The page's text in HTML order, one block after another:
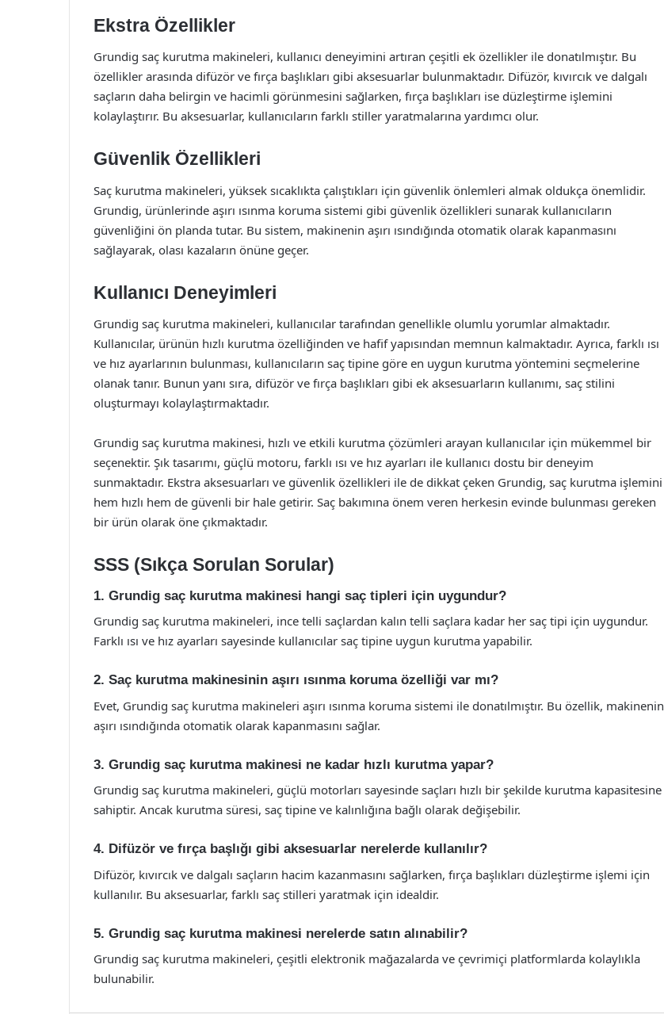
Ekstra Özellikler
Grundig saç kurutma makineleri, kullanıcı deneyimini artıran çeşitli ek özellikler ile donatılmıştır. Bu
özellikler arasında difüzör ve fırça başlıkları gibi aksesuarlar bulunmaktadır. Difüzör, kıvırcık ve dalgalı
saçların daha belirgin ve hacimli görünmesini sağlarken, fırça başlıkları ise düzleştirme işlemini
kolaylaştırır. Bu aksesuarlar, kullanıcıların farklı stiller yaratmalarına yardımcı olur.
Güvenlik Özellikleri
Saç kurutma makineleri, yüksek sıcaklıkta çalıştıkları için güvenlik önlemleri almak oldukça önemlidir.
Grundig, ürünlerinde aşırı ısınma koruma sistemi gibi güvenlik özellikleri sunarak kullanıcıların
güvenliğini ön planda tutar. Bu sistem, makinenin aşırı ısındığında otomatik olarak kapanmasını
sağlayarak, olası kazaların önüne geçer.
Kullanıcı Deneyimleri
Grundig saç kurutma makineleri, kullanıcılar tarafından genellikle olumlu yorumlar almaktadır.
Kullanıcılar, ürünün hızlı kurutma özelliğinden ve hafif yapısından memnun kalmaktadır. Ayrıca, farklı ısı
ve hız ayarlarının bulunması, kullanıcıların saç tipine göre en uygun kurutma yöntemini seçmelerine
olanak tanır. Bunun yanı sıra, difüzör ve fırça başlıkları gibi ek aksesuarların kullanımı, saç stilini
oluşturmayı kolaylaştırmaktadır.
Grundig saç kurutma makinesi, hızlı ve etkili kurutma çözümleri arayan kullanıcılar için mükemmel bir
seçenektir. Şık tasarımı, güçlü motoru, farklı ısı ve hız ayarları ile kullanıcı dostu bir deneyim
sunmaktadır. Ekstra aksesuarları ve güvenlik özellikleri ile de dikkat çeken Grundig, saç kurutma işlemini
hem hızlı hem de güvenli bir hale getirir. Saç bakımına önem veren herkesin evinde bulunması gereken
bir ürün olarak öne çıkmaktadır.
SSS (Sıkça Sorulan Sorular)
1. Grundig saç kurutma makinesi hangi saç tipleri için uygundur?
Grundig saç kurutma makineleri, ince telli saçlardan kalın telli saçlara kadar her saç tipi için uygundur.
Farklı ısı ve hız ayarları sayesinde kullanıcılar saç tipine uygun kurutma yapabilir.
2. Saç kurutma makinesinin aşırı ısınma koruma özelliği var mı?
Evet, Grundig saç kurutma makineleri aşırı ısınma koruma sistemi ile donatılmıştır. Bu özellik, makinenin
aşırı ısındığında otomatik olarak kapanmasını sağlar.
3. Grundig saç kurutma makinesi ne kadar hızlı kurutma yapar?
Grundig saç kurutma makineleri, güçlü motorları sayesinde saçları hızlı bir şekilde kurutma kapasitesine
sahiptir. Ancak kurutma süresi, saç tipine ve kalınlığına bağlı olarak değişebilir.
4. Difüzör ve fırça başlığı gibi aksesuarlar nerelerde kullanılır?
Difüzör, kıvırcık ve dalgalı saçların hacim kazanmasını sağlarken, fırça başlıkları düzleştirme işlemi için
kullanılır. Bu aksesuarlar, farklı saç stilleri yaratmak için idealdir.
5. Grundig saç kurutma makinesi nerelerde satın alınabilir?
Grundig saç kurutma makineleri, çeşitli elektronik mağazalarda ve çevrimiçi platformlarda kolaylıkla
bulunabilir.